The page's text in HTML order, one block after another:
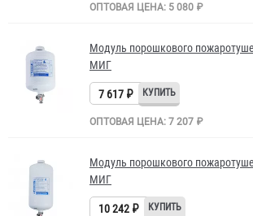
ОПТОВАЯ ЦЕНА: 5 080 ₽
Модуль порошкового
МИГ
7 617 ₽
ОПТОВАЯ ЦЕНА: 7 207 ₽
Модуль порошкового
МИГ
10 242 ₽